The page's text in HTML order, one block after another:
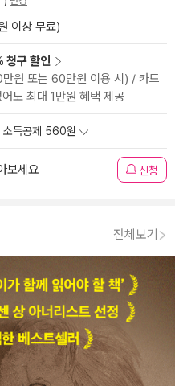
이상 무료)
청구 할인
원 또는 60만원 이용 시) / 카드
도 최대 1만원 혜택 제공
소득공제 560원
보세요 신청
전체보기